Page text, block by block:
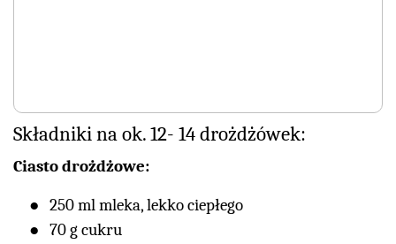
Składniki na ok. 12- 14 drożdżówek:
Ciasto drożdżowe:
250 ml mleka, lekko ciepłego
70 g cukru